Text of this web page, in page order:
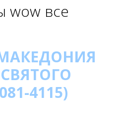
wow все
4115)